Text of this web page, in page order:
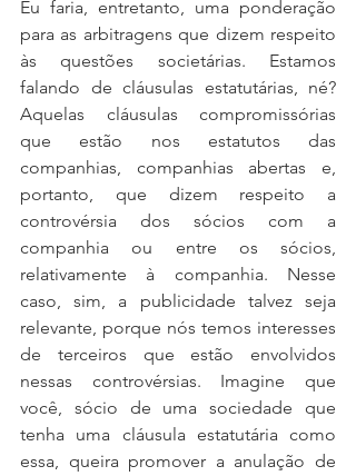
Eu faria, entretanto, uma ponderação
para as arbitragens que dizem respeito
às questões societárias. Estamos
falando de cláusulas estatutárias, né?
Aquelas cláusulas compromissórias
que estão nos estatutos das
companhias, companhias abertas e,
portanto, que dizem respeito a
controvérsia dos sócios com a
companhia ou entre os sócios,
relativamente à companhia. Nesse
caso, sim, a publicidade talvez seja
relevante, porque nós temos interesses
de terceiros que estão envolvidos
nessas controvérsias. Imagine que
você, sócio de uma sociedade que
tenha uma cláusula estatutária como
essa, queira promover a anulação de